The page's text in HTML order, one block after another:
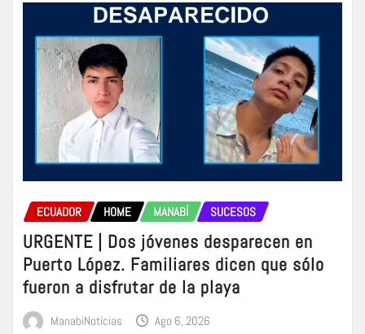
ECUADOR HOME MANABÍ SUCESOS
URGENTE | Dos jóvenes desparecen en
Puerto López. Familiares dicen que sólo
fueron a disfrutar de la playa
ManabiNoticias Ago 6, 2026